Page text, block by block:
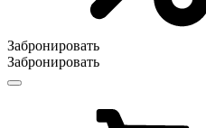
Забронировать
Забронировать